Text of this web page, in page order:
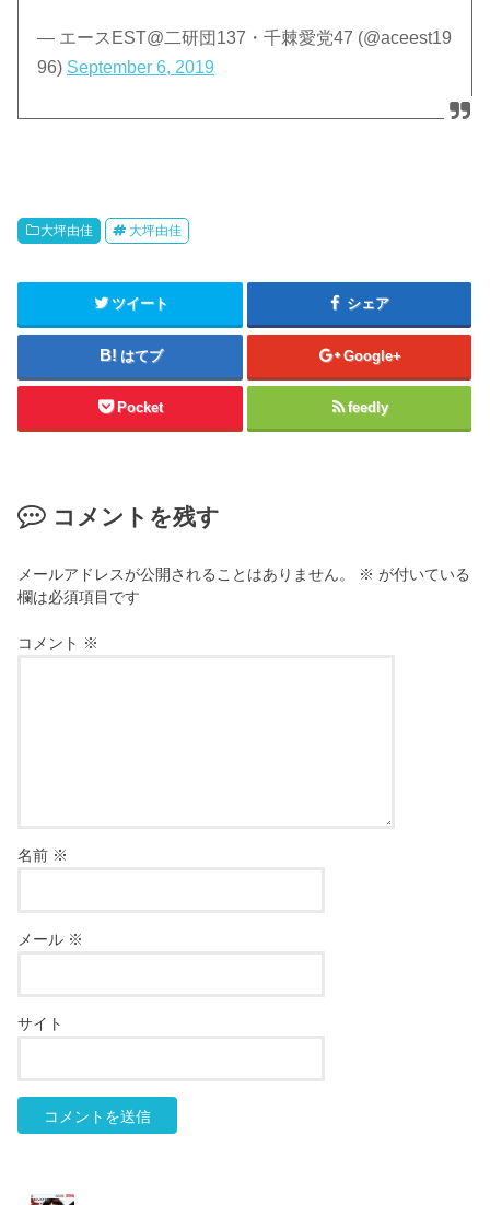
— エースEST@二研団137・千棘愛党47 (@aceest19
96) September 6, 2019
大坪由佳 大坪由佳
ツイート シェア
はてブ Google+
Pocket feedly
コメントを残す
メールアドレスが公開されることはありません。 ※ が付いている
欄は必須項目です
コメント ※
名前 ※
メール ※
サイト